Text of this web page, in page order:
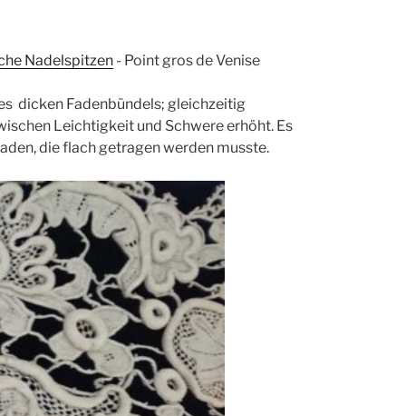
Nadelspitzen - Point gros de Venise
dicken Fadenbündels; gleichzeitig
Leichtigkeit und Schwere erhöht. Es
die flach getragen werden musste.